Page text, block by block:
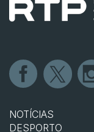
NOTÍCIAS
DESPORTO